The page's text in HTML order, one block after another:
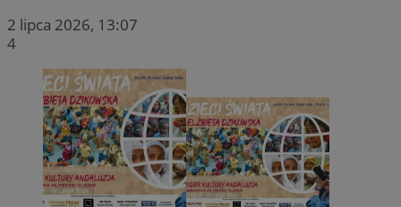
2 lipca 2026, 13:07
4